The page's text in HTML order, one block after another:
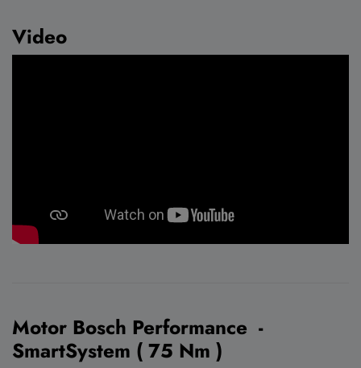
Video
Motor Bosch Performance -
SmartSystem ( 75 Nm )